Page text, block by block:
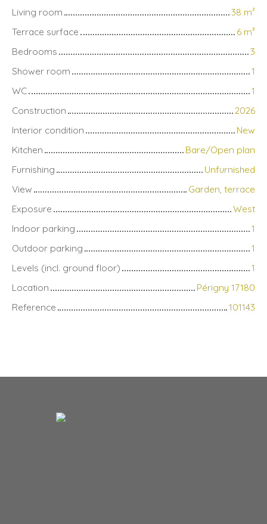
Living room
38 m²
Terrace surface
6 m²
Bedrooms
3
Shower room
1
WC
1
Construction
2026
Interior condition
New
Kitchen
Bare/Open plan
Furnishing
Unfurnished
View
Garden, terrace
Exposure
West
Indoor parking
1
Outdoor parking
1
Levels (incl. ground floor)
1
Location
Périgny 17180
Reference
101143